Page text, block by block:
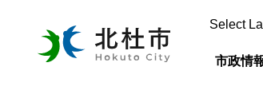
Select
市政情